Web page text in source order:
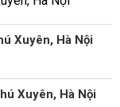
Xuyên, Hà Nội
Xuyên, Hà Nội